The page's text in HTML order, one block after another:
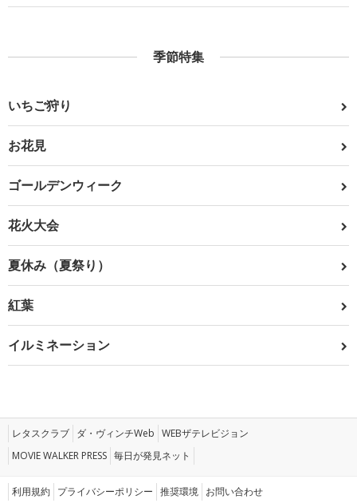
季節特集
いちご狩り
お花見
ゴールデンウィーク
花火大会
夏休み（夏祭り）
紅葉
イルミネーション
レタスクラブ ダ・ヴィンチWeb WEBザテレビジョン
MOVIE WALKER PRESS 毎日が発見ネット
利用規約 プライバシーポリシー 推奨環境 お問い合わせ